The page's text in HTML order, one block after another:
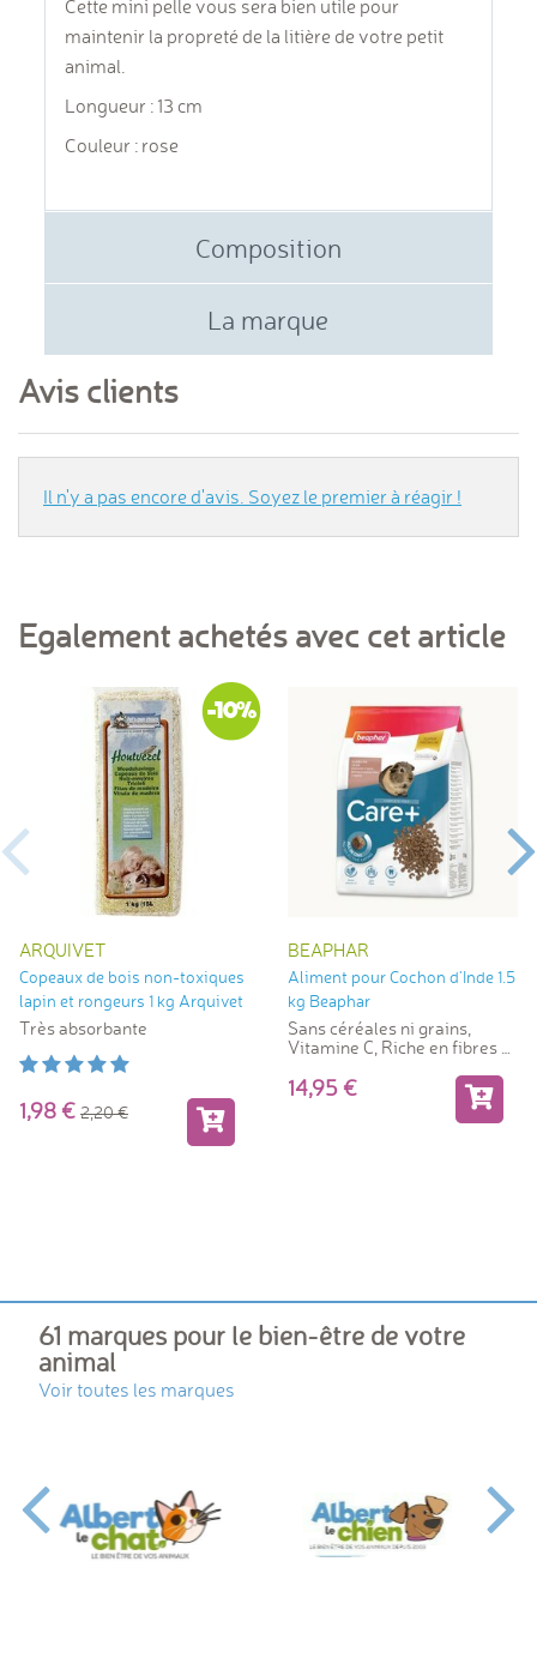
Cette mini pelle vous sera bien utile pour
maintenir la propreté de la litière de votre petit
animal.
Longueur : 13 cm
Couleur : rose
Composition
La marque
Avis clients
Il n'y a pas encore d'avis. Soyez le premier à réagir !
Egalement achetés avec cet article
-10%
ARQUIVET
Copeaux de bois non-toxiques
lapin et rongeurs 1 kg Arquivet
Très absorbante
1,98 2,20
BEAPHAR
Aliment pour Cochon d'Inde 1.5
kg Beaphar
Sans céréales ni grains,
Vitamine C, Riche en fibres &
Granulés tout-en-un
14,95
61 marques pour le bien-être de votre
animal
Voir toutes les marques